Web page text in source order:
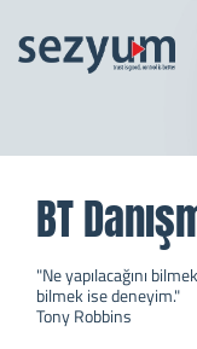
BT
"Ne yapılacağını
bilmek ise deneyim."
Tony Robbins